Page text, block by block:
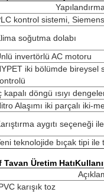
kontrol sistemi, Siemens
soğutma dolabı
invertörlü AC motoru
iki bölümde bireysel
kapalı döngü ısıyı
Alaşımı iki parçalı iki-
aygıtı seçeneği
teknolojide bıçak tipi ile
Üretim Hatı
karışık toz